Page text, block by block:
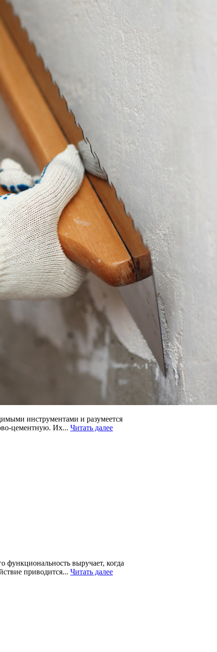
инструментами и разумеется
цементную. Их... Читать далее
выручает, когда
приводится... Читать далее